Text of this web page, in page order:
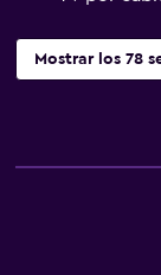
Mostrar los 78